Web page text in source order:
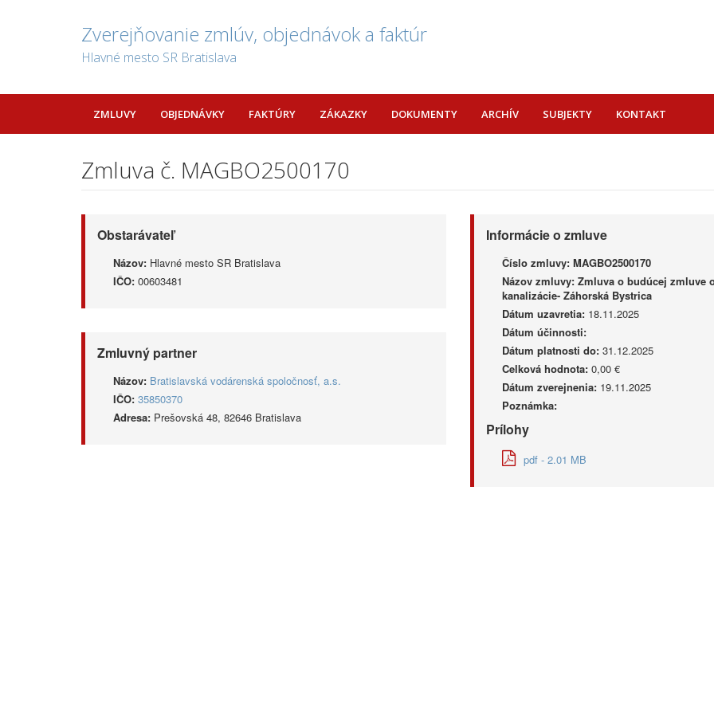
Zverejňovanie zmlúv, objednávok a faktúr
Hlavné mesto SR Bratislava
ZMLUVY OBJEDNÁVKY FAKTÚRY ZÁKAZKY DOKUMENTY ARCHÍV SUBJEKTY KONTAKT
Zmluva č. MAGBO2500170
Obstarávateľ
Názov: Hlavné mesto SR Bratislava
IČO: 00603481
Zmluvný partner
Názov: Bratislavská vodárenská spoločnosť, a.s.
IČO: 35850370
Adresa: Prešovská 48, 82646 Bratislava
Informácie o zmluve
Číslo zmluvy: MAGBO2500170
Názov zmluvy: Zmluva o budúcej zmluve
kanalizácie- Záhorská Bystrica
Dátum uzavretia:18.11.2025
Dátum účinnosti:
Dátum platnosti do:31.12.2025
Celková hodnota:0,00 €
Dátum zverejnenia:19.11.2025
Poznámka:
Prílohy
pdf - 2.01 MB